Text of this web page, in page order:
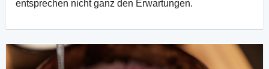
entsprechen nicht ganz den Erwartungen.